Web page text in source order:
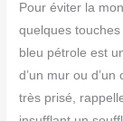
Pour éviter la
quelques
bleu pétrole est
d’un mur ou
très prisé,